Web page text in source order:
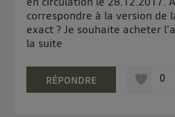
correspondre à la version de
exact ? Je souhaite acheter
la suite
RÉPONDRE 0
d'informations, veuillez
d'information sur les